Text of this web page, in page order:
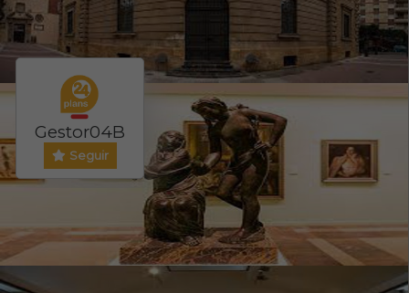
Museo de Bellas Artes de Murcia
Organiza / Publica:
Gestor04B
Seguir
0 /
Evento ONLINE